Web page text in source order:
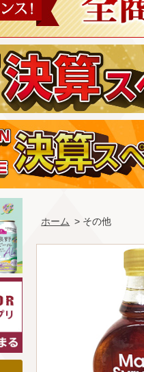
ホーム > その他